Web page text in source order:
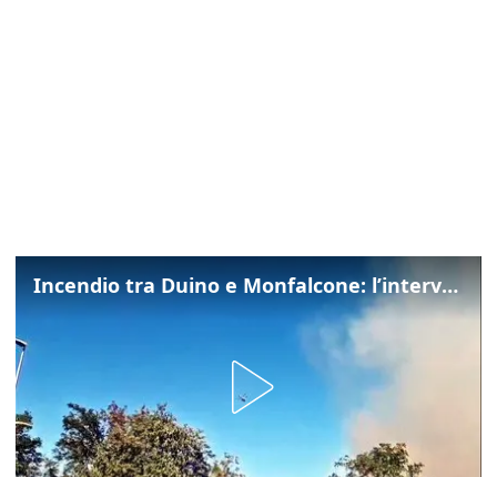
Incendio tra Duino e Monfalcone: l’intervento dei vigili del fuoco